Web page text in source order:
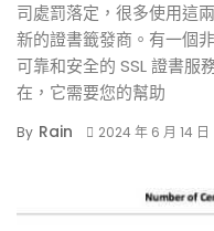
司處罰落定，很多使用這
新的證書籤發商。有一個
可靠和安全的 SSL 證書
在，它需要您的幫助
By Rain 2024 年 6 月 14 日